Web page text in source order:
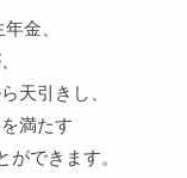
金、
天引きし、
満たす
できます。